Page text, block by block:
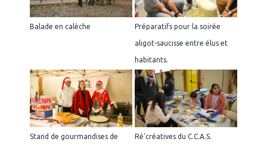
Balade en calèche Préparatifs pour la soirée
aligot-saucisse entre élus et
habitants.
Stand de gourmandises de Ré'créatives du C.C.A.S.